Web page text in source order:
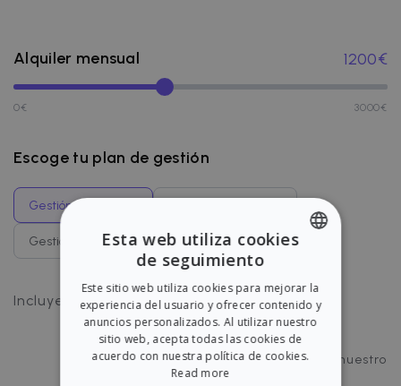
Alquiler mensual 1200€
0€ 3000€
Escoge tu plan de gestión
Gestión del alquiler
Gestión garantizada Cobertura completa
Incluye
Gestión de pagos
Gestión de incidencias
Chat directo con el inquilino a través de nuestro
SPANISH
Esta web utiliza cookies
de seguimiento
Este sitio web utiliza cookies para mejorar la
experiencia del usuario y ofrecer contenido y
anuncios personalizados. Al utilizar nuestro
sitio web, acepta todas las cookies de
acuerdo con nuestra política de cookies.
Read more